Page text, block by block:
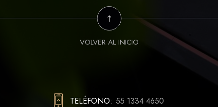
VOLVER AL INICIO
TELÉFONO: 55 1334 4650